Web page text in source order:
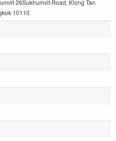
26Sukhumvit Road, Klong Tan
10110